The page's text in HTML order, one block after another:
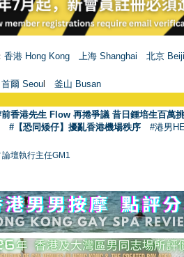
香港 Hong Kong 上海 Shanghai
北京
首爾 Seoul 釜山 Busan
前香港先生 Flow 再捲爭議 昔日鍾培生百萬
#【恐同矮仔】擾亂香港機場秩序 #港男
壇執行主任GM1